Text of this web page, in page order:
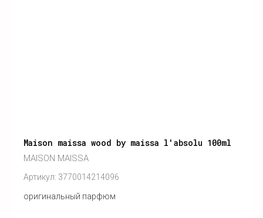
Maison maissa wood by maissa l'absolu 100ml
MAISON MAISSA
Артикул: 3770014214096
оригинальный парфюм